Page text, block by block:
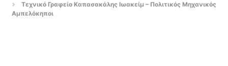
Τεχνικό Γραφείο Καπασακάλης Ιωακείμ – Πολιτικός Μηχανικός
Αμπελόκηποι